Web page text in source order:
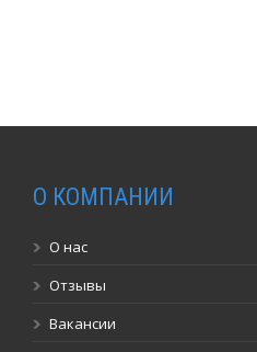
О КОМПАНИИ
О нас
Отзывы
Вакансии